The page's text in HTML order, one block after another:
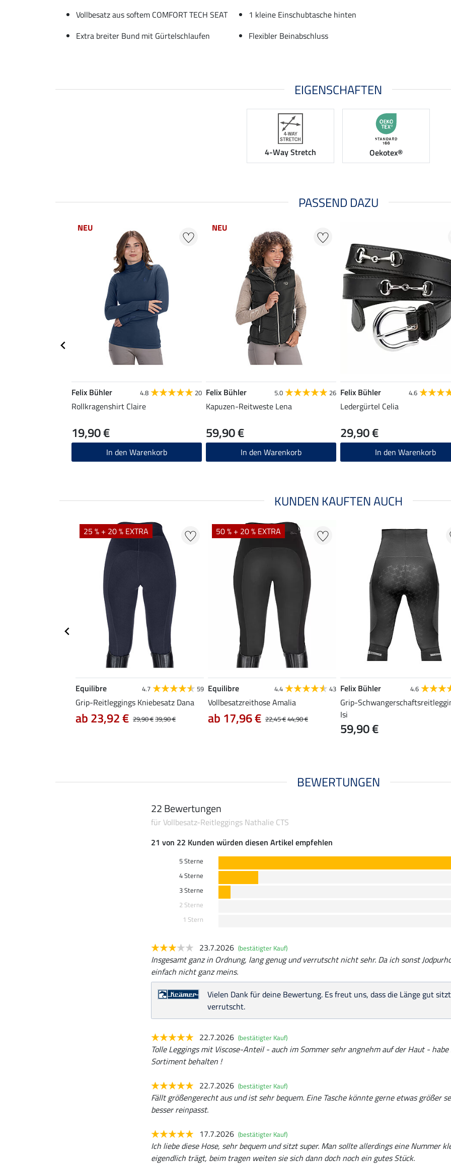
Vollbesatz aus softem COMFORT TECH SEAT
1 kleine Einschubtasche hinten
Extra breiter Bund mit Gürtelschlaufen
Flexibler Beinabschluss
EIGENSCHAFTEN
4-Way Stretch Oekotex®
PASSEND DAZU
NEU
Felix Bühler 4.8 20
Rollkragenshirt Claire
19,90 €
In den Warenkorb
NEU
Felix Bühler 5.0 26
Kapuzen-Reitweste Lena
59,90 €
In den Warenkorb
Felix Bühler 4.6
Ledergürtel Celia
29,90 €
In den Warenkorb
KUNDEN KAUFTEN AUCH
25 % + 20 % EXTRA
Equilibre 4.7 59
Grip-Reitleggings Kniebesatz Dana
29,90 €39,90 €
ab 23,92 €
50 % + 20 % EXTRA
Equilibre 4.4 43
Vollbesatzreithose Amalia
22,45 €44,90 €
ab 17,96 €
Felix Bühler 4.6
Grip-
Isi
59,90 €
BEWERTUNGEN
22 Bewertungen
für Vollbesatz-Reitleggings Nathalie CTS
21 von 22 Kunden würden diesen Artikel empfehlen
5 Sterne
4 Sterne
3 Sterne
2 Sterne
1 Stern
23.7.2026 (bestätigter Kauf)
Insgesamt ganz in Ordnung, lang genug und verrutscht nicht sehr. Da ich sonst
einfach nicht ganz meins.
Vielen Dank für deine Bewertung. Es freut uns, dass die Länge gut
verrutscht.
22.7.2026 (bestätigter Kauf)
Tolle Leggings mit Viscose-Anteil - auch im Sommer sehr angnehm auf der Haut -
Sortiment behalten !
22.7.2026 (bestätigter Kauf)
Fällt größengerecht aus und ist sehr bequem. Eine Tasche könnte gerne etwas größer
besser reinpasst.
17.7.2026 (bestätigter Kauf)
Ich liebe diese Hose, sehr bequem und sitzt super. Man sollte allerdings eine Nummer
eigendlich trägt, beim tragen weiten sie sich dann doch noch ein gutes Stück.